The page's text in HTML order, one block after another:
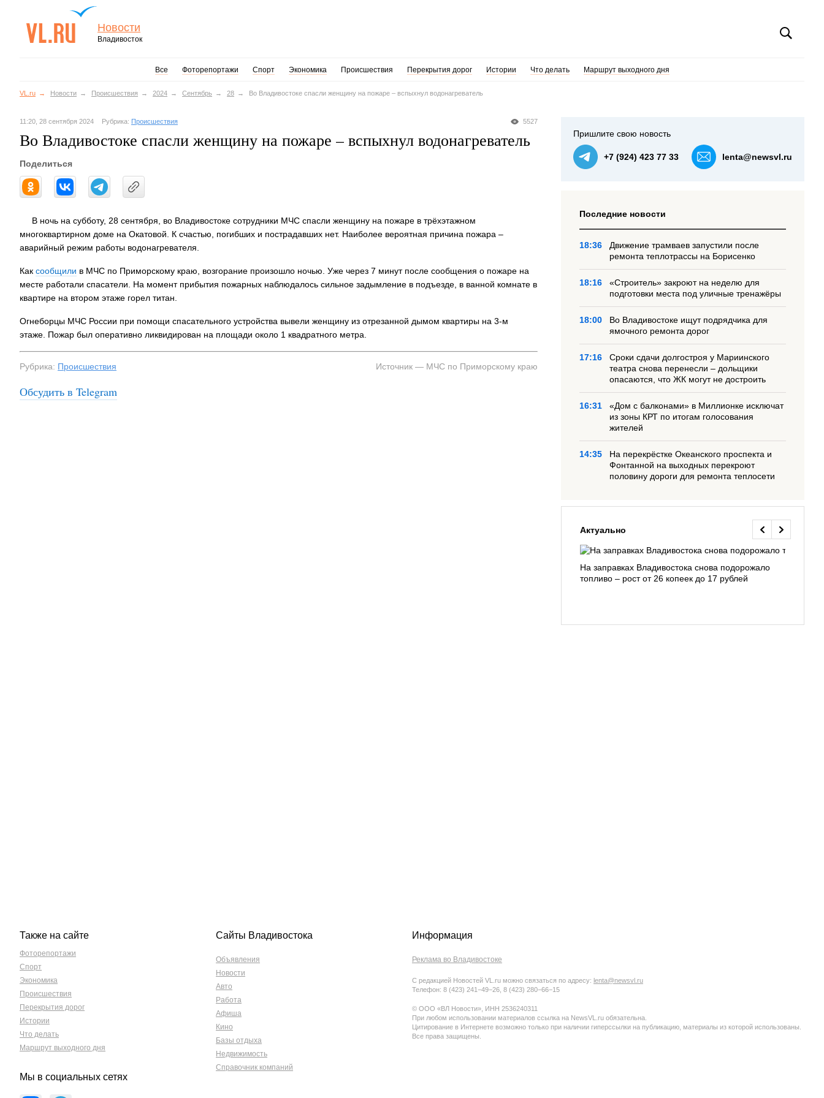
Новости
Владивосток
Все Фоторепортажи Спорт Экономика Происшествия Перекрытия дорог Истории Что делать Маршрут выходного дня
VL.ru Новости Происшествия 2024 Сентябрь 28 Во Владивостоке спасли женщину на пожаре – вспыхнул водонагреватель
5527
11:20, 28 сентября 2024 Рубрика: Происшествия
Во Владивостоке спасли женщину на пожаре – вспыхнул водонагреватель
Поделиться
В ночь на субботу, 28 сентября, во Владивостоке сотрудники МЧС спасли женщину на пожаре в трёхэтажном
многоквартирном доме на Окатовой. К счастью, погибших и пострадавших нет. Наиболее вероятная причина пожара –
аварийный режим работы водонагревателя.
Как сообщили в МЧС по Приморскому краю, возгорание произошло ночью. Уже через 7 минут после сообщения о пожаре на
месте работали спасатели. На момент прибытия пожарных наблюдалось сильное задымление в подъезде, в ванной комнате в
квартире на втором этаже горел титан.
Огнеборцы МЧС России при помощи спасательного устройства вывели женщину из отрезанной дымом квартиры на 3-м
этаже. Пожар был оперативно ликвидирован на площади около 1 квадратного метра.
Рубрика: Происшествия Источник — МЧС по Приморскому краю
Обсудить в Telegram
Пришлите свою новость
+7 (924) 423 77 33 lenta@newsvl.ru
Последние новости
18:36
Движение трамваев запустили после
ремонта теплотрассы на Борисенко
18:16
«Строитель» закроют на неделю для
подготовки места под уличные тренажёры
18:00
Во Владивостоке ищут подрядчика для
ямочного ремонта дорог
17:16
Сроки сдачи долгостроя у Мариинского
театра снова перенесли – дольщики
опасаются, что ЖК могут не достроить
16:31
«Дом с балконами» в Миллионке исключат
из зоны КРТ по итогам голосования
жителей
14:35
На перекрёстке Океанского проспекта и
Фонтанной на выходных перекроют
половину дороги для ремонта теплосети
Актуально
На заправках Владивостока снова подорожало
топливо – рост от 26 копеек до 17 рублей
Также на сайте
Фоторепортажи
Спорт
Экономика
Происшествия
Перекрытия дорог
Истории
Что делать
Маршрут выходного дня
Мы в социальных сетях
Сайты Владивостока
Объявления
Новости
Авто
Работа
Афиша
Кино
Базы отдыха
Недвижимость
Справочник компаний
Информация
Реклама во Владивостоке
С редакцией Новостей VL.ru можно связаться по адресу: lenta@newsvl.ru
Телефон: 8 (423) 241−49−26, 8 (423) 280−66−15
© ООО «ВЛ Новости», ИНН 2536240311
При любом использовании материалов ссылка на NewsVL.ru обязательна.
Цитирование в Интернете возможно только при наличии гиперссылки на публикацию, материалы из которой использованы.
Все права защищены.